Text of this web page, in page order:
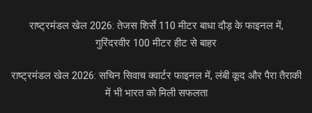
राष्ट्रमंडल खेल 2026: तेजस शिर्से 110 मीटर बाधा दौड़ के फाइनल में,
गुरिंदरवीर 100 मीटर हीट से बाहर
राष्ट्रमंडल खेल 2026: सचिन सिवाच क्वार्टर फाइनल में, लंबी कूद और पैरा तैराकी
में भी भारत को मिली सफलता